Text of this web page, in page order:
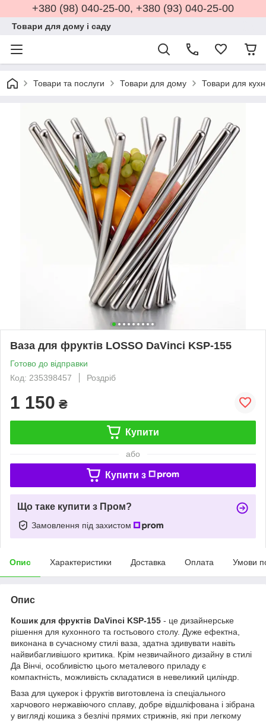
+380 (98) 040-25-00, +380 (93) 040-25-00
Товари для дому і саду
Товари та послуги Товари для дому Товари для
Ваза для фруктів LOSSO DaVinci KSP-155
Готово до відправки
Код: 235398457
Роздріб
1 150 ₴
Купити
або
Купити з
Що таке купити з Пром?
Замовлення під захистом
Опис Характеристики Доставка Оплата Умови
Опис
Кошик для фруктів DaVinci KSP-155 - це дизайнерське
рішення для кухонного та гостьового столу. Дуже ефектна,
виконана в сучасному стилі ваза, здатна здивувати навіть
найвибагливішого критика. Крім незвичайного дизайну в стилі
Да Вінчі, особливістю цього металевого приладу є
компактність, можливість складатися в невеликий циліндр.
Ваза для цукерок і фруктів виготовлена ​​із спеціального
харчового нержавіючого сплаву, добре відшліфована і зібрана
у вигляді кошика з безлічі прямих стрижнів, які при легкому